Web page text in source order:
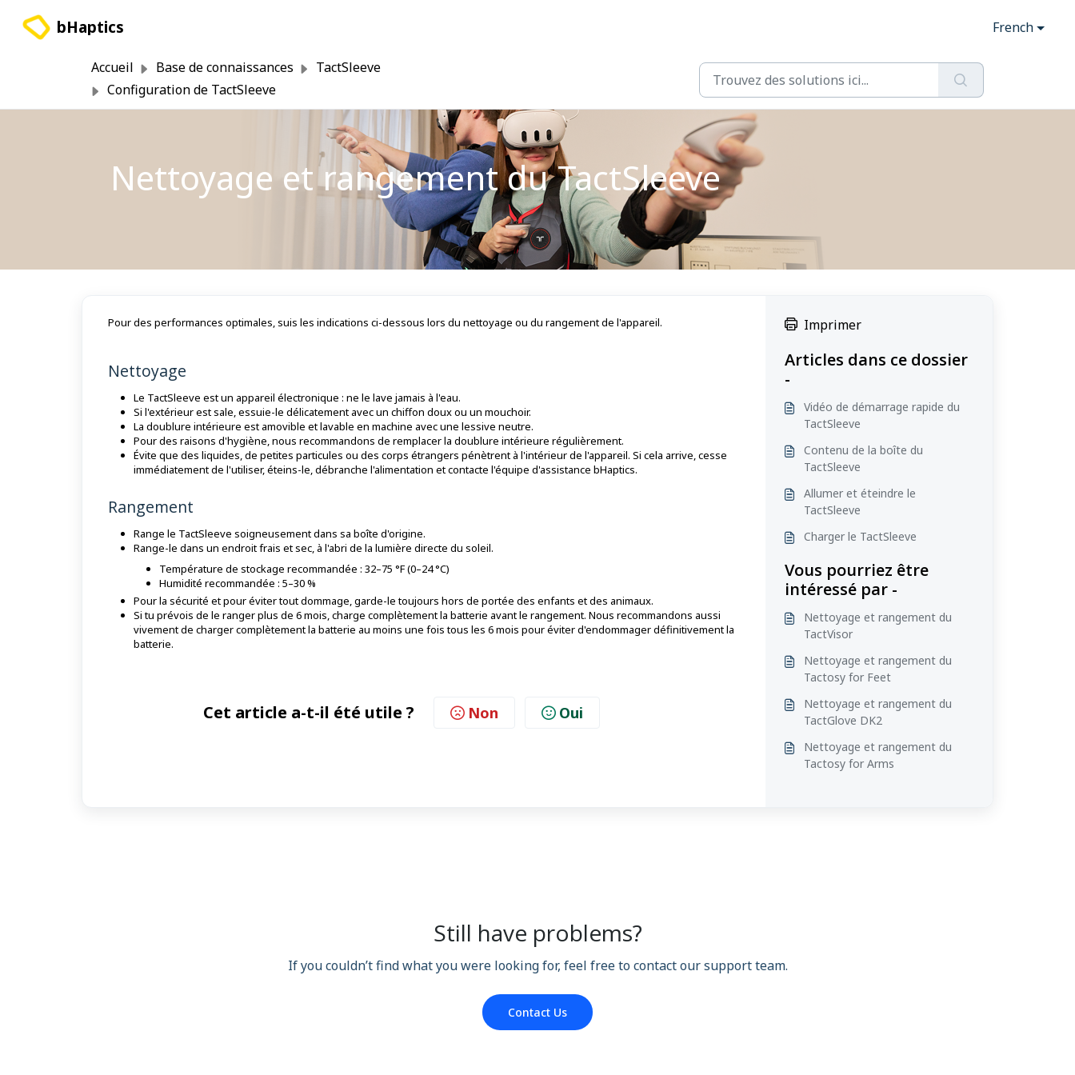
bHaptics French
Accueil Base de connaissances
TactSleeve
Configuration de TactSleeve
Nettoyage et rangement du TactSleeve
Pour des performances optimales, suis les indications ci-dessous lors du nettoyage ou du rangement de l'appareil.
Nettoyage
Le TactSleeve est un appareil électronique : ne le lave jamais à l'eau.
Si l'extérieur est sale, essuie-le délicatement avec un chiffon doux ou un mouchoir.
La doublure intérieure est amovible et lavable en machine avec une lessive neutre.
Pour des raisons d'hygiène, nous recommandons de remplacer la doublure intérieure régulièrement.
Évite que des liquides, de petites particules ou des corps étrangers pénètrent à l'intérieur de l'appareil. Si cela arrive, cesse
immédiatement de l'utiliser, éteins-le, débranche l'alimentation et contacte l'équipe d'assistance bHaptics.
Rangement
Range le TactSleeve soigneusement dans sa boîte d'origine.
Range-le dans un endroit frais et sec, à l'abri de la lumière directe du soleil.
Température de stockage recommandée : 32–75 °F (0–24 °C)
Humidité recommandée : 5–30 %
Pour la sécurité et pour éviter tout dommage, garde-le toujours hors de portée des enfants et des animaux.
Si tu prévois de le ranger plus de 6 mois, charge complètement la batterie avant le rangement. Nous recommandons aussi
vivement de charger complètement la batterie au moins une fois tous les 6 mois pour éviter d'endommager définitivement la
batterie.
Cet article a-t-il été utile ? Non Oui
Imprimer
Articles dans ce dossier
-
Vidéo de démarrage rapide du
TactSleeve
Contenu de la boîte du
TactSleeve
Allumer et éteindre le
TactSleeve
Charger le TactSleeve
Vous pourriez être
intéressé par -
Nettoyage et rangement du
TactVisor
Nettoyage et rangement du
Tactosy for Feet
Nettoyage et rangement du
TactGlove DK2
Nettoyage et rangement du
Tactosy for Arms
Still have problems?
If you couldn’t find what you were looking for, feel free to contact our support team.